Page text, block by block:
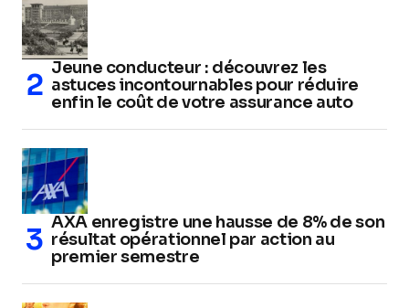
Jeune conducteur : découvrez les
astuces incontournables pour réduire
enfin le coût de votre assurance auto
AXA enregistre une hausse de 8% de son
résultat opérationnel par action au
premier semestre